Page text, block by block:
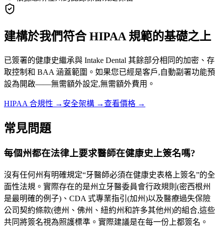
建構於我們符合 HIPAA 規範的基礎之上
已簽署的健康史繼承與 Intake Dental 其餘部分相同的加密、存
取控制和 BAA 涵蓋範圍。如果您已經是客戶,自動副署功能預
設為開啟——無需額外設定,無需額外費用。
HIPAA 合規性 → 安全架構 → 查看價格 →
常見問題
每個州都在法律上要求醫師在健康史上簽名嗎?
沒有任何州有明確規定“牙醫師必須在健康史表格上簽名”的全
面性法規。實際存在的是州立牙醫委員會行政規則(密西根州
是最明確的例子)、CDA 式專業指引(加州)以及醫療過失保險
公司契約條款(德州、佛州、紐約州和許多其他州)的組合,這些
共同將簽名視為照護標準。實際建議是在每一份上都簽名。